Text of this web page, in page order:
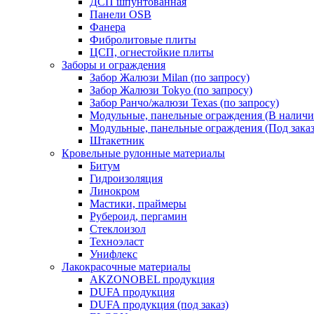
Панели OSB
Фанера
Фибролитовые плиты
ЦСП, огнестойкие плиты
Заборы и ограждения
Забор Жалюзи Milan (по запросу)
Забор Жалюзи Tokyo (по запросу)
Забор Ранчо/жалюзи Texas (по запросу)
Модульные, панельные ограждения (В
Модульные, панельные ограждения (Под
Штакетник
Кровельные рулонные материалы
Битум
Гидроизоляция
Линокром
Мастики, праймеры
Рубероид, пергамин
Стеклоизол
Техноэласт
Унифлекс
Лакокрасочные материалы
AKZONOBEL продукция
DUFA продукция
DUFA продукция (под заказ)